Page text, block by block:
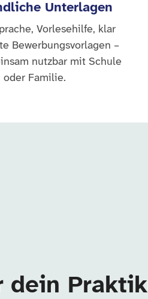
Unterlagen
Vorlesehilfe, klar
Bewerbungsvorlagen –
nutzbar mit Schule
oder Familie.